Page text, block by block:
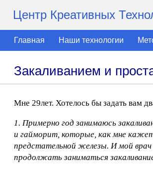
Центр Креативных
Главная Наши технологии
Закаливанием и
Мне 29лет. Хотелось бы задать вам
1. Примерно год занимаюсь
и гайморит, которые, как мне
предстательной железы. И мой врач
продолжать заниматься